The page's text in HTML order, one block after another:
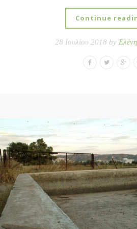
Continue
28 Ιουλίου 2018 by